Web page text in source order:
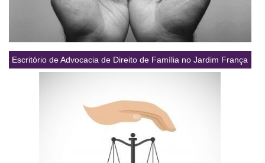
Escritório de Advocacia de Direito de Família no Jardim França